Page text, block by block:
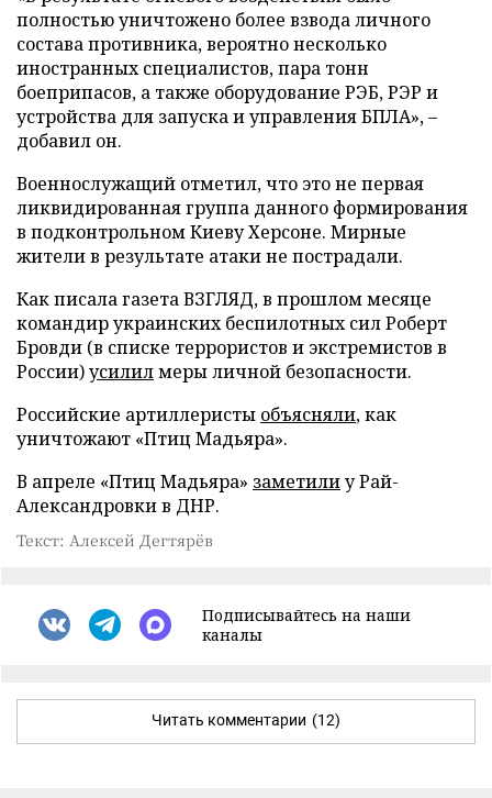
полностью уничтожено более взвода личного
состава противника, вероятно несколько
иностранных специалистов, пара тонн
боеприпасов, а также оборудование РЭБ, РЭР и
устройства для запуска и управления БПЛА», –
добавил он.
Военнослужащий отметил, что это не первая
ликвидированная группа данного формирования
в подконтрольном Киеву Херсоне. Мирные
жители в результате атаки не пострадали.
Как писала газета ВЗГЛЯД, в прошлом месяце
командир украинских беспилотных сил Роберт
Бровди (в списке террористов и экстремистов в
России)усилилмеры личной безопасности.
Российские артиллеристы объясняли, как
уничтожают «Птиц Мадьяра».
В апреле «Птиц Мадьяра» заметилиу Рай-
Александровки в ДНР.
Текст: Алексей Дегтярёв
Подписывайтесь на наши
каналы
Читать комментарии (12)